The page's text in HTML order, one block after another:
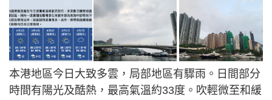
本港地區今日大致多雲，局部地區有驟雨。日間部分
時間有陽光及酷熱，最高氣溫約33度。吹輕微至和緩